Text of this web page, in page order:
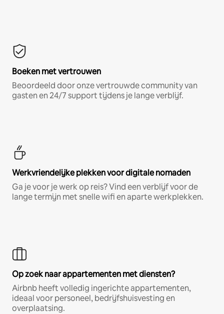
Boeken met vertrouwen
Beoordeeld door onze vertrouwde community van
gasten en 24/7 support tijdens je lange verblijf.
Werkvriendelijke plekken voor digitale nomaden
Ga je voor je werk op reis? Vind een verblijf voor de
lange termijn met snelle wifi en aparte werkplekken.
Op zoek naar appartementen met diensten?
Airbnb heeft volledig ingerichte appartementen,
ideaal voor personeel, bedrijfshuisvesting en
overplaatsing.